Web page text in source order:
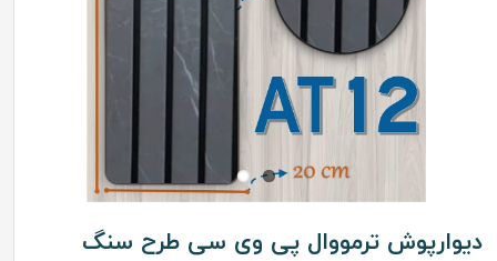
دیوارپوش ترمووال پی وی سی طرح سنگ